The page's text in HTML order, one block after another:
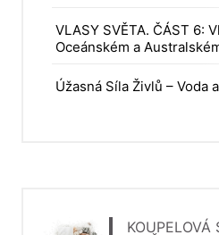
VLASY SVĚTA. ČÁST 6:
Oceánském a
Úžasná Síla Živlů – Voda